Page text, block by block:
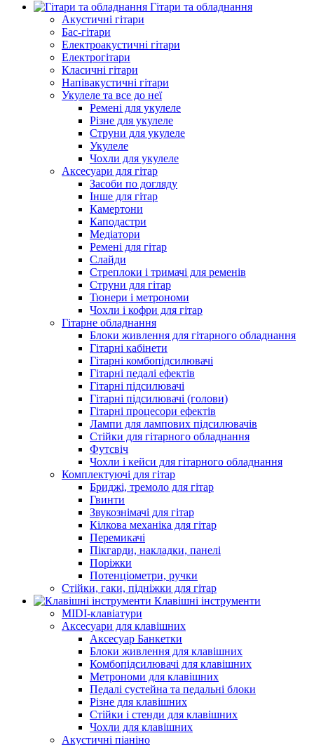
Гітари та обладнання
Акустичні гітари
Бас-гітари
Електроакустичні гітари
Електрогітари
Класичні гітари
Напівакустичні гітари
Укулеле та все до неї
Ремені для укулеле
Різне для укулеле
Струни для укулеле
Укулеле
Чохли для укулеле
Аксесуари для гітар
Засоби по догляду
Інше для гітар
Камертони
Каподастри
Медіатори
Ремені для гітар
Слайди
Стреплоки і тримачі для ременів
Струни для гітар
Тюнери і метрономи
Чохли і кофри для гітар
Гітарне обладнання
Блоки живлення для гітарного обладнання
Гітарні кабінети
Гітарні комбопідсилювачі
Гітарні педалі ефектів
Гітарні підсилювачі
Гітарні підсилювачі (голови)
Гітарні процесори ефектів
Лампи для лампових підсилювачів
Стійки для гітарного обладнання
Футсвіч
Чохли і кейси для гітарного обладнання
Комплектуючі для гітар
Бриджі, тремоло для гітар
Гвинти
Звукознімачі для гітар
Кілкова механіка для гітар
Перемикачі
Пікгарди, накладки, панелі
Поріжки
Потенціометри, ручки
Стійки, гаки, підніжки для гітар
Клавішні інструменти
MIDI-клавіатури
Аксесуари для клавішних
Аксесуар Банкетки
Блоки живлення для клавішних
Комбопідсилювачі для клавішних
Метрономи для клавішних
Педалі сустейна та педальні блоки
Різне для клавішних
Стійки і стенди для клавішних
Чохли для клавішних
Акустичні піаніно